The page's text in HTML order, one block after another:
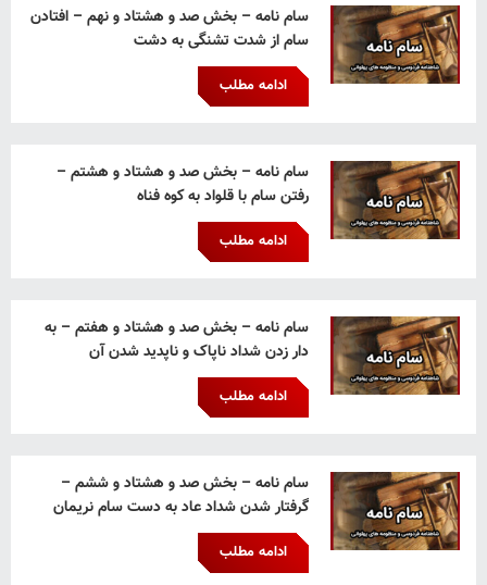
سام نامه – بخش صد و هشتاد و نهم – افتادن
سام از شدت تشنگی به دشت
ادامه مطلب
سام نامه – بخش صد و هشتاد و هشتم –
رفتن سام با قلواد به کوه فناه
ادامه مطلب
سام نامه – بخش صد و هشتاد و هفتم – به
دار زدن شداد ناپاک و ناپدید شدن آن
ادامه مطلب
سام نامه – بخش صد و هشتاد و ششم –
گرفتار شدن شداد عاد به دست سام نریمان
ادامه مطلب